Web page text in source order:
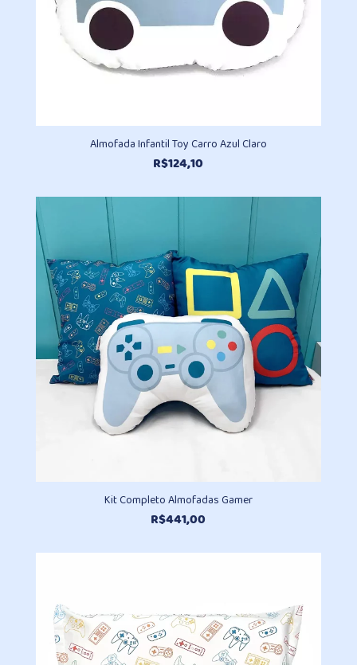
Almofada Infantil Toy Carro Azul Claro
R$124,10
Kit Completo Almofadas Gamer
R$441,00